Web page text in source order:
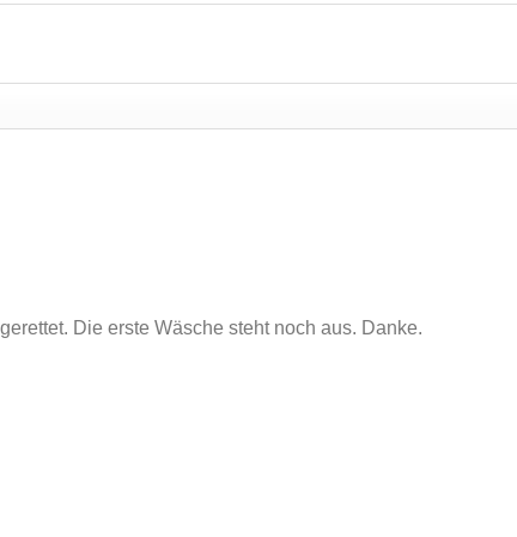
Die erste Wäsche steht noch aus. Danke.